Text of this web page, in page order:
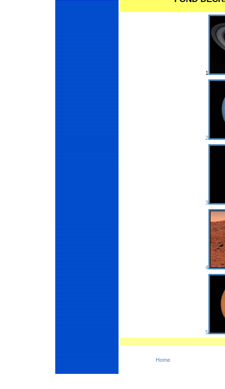
1
2
3
4
5
Home